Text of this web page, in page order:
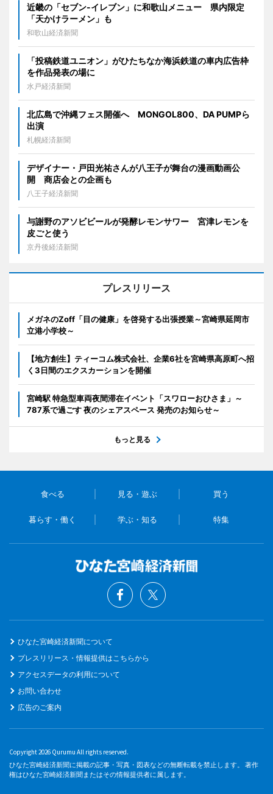
近畿の「セブン-イレブン」に和歌山メニュー 県内限定
「天かけラーメン」も
和歌山経済新聞
「投稿鉄道ユニオン」がひたちなか海浜鉄道の車内広告枠
を作品発表の場に
水戸経済新聞
北広島で沖縄フェス開催へ MONGOL800、DA PUMPら
出演
札幌経済新聞
デザイナー・戸田光祐さんが八王子が舞台の漫画動画公
開 商店会との企画も
八王子経済新聞
与謝野のアソビビールが発酵レモンサワー 宮津レモンを
皮ごと使う
京丹後経済新聞
プレスリリース
メガネのZoff「目の健康」を啓発する出張授業～宮崎県延岡市
立港小学校～
【地方創生】ティーコム株式会社、企業6社を宮崎県高原町へ招
く3日間のエクスカーションを開催
宮崎駅 特急型車両夜間滞在イベント「スワローおひさま」～
787系で過ごす 夜のシェアスペース 発売のお知らせ～
もっと見る
食べる 見る・遊ぶ 買う
暮らす・働く 学ぶ・知る 特集
ひなた宮崎経済新聞について
プレスリリース・情報提供はこちらから
アクセスデータの利用について
お問い合わせ
広告のご案内
Copyright 2026 Qurumu All rights reserved.
ひなた宮崎経済新聞に掲載の記事・写真・図表などの無断転載を禁止します。 著作
権はひなた宮崎経済新聞またはその情報提供者に属します。